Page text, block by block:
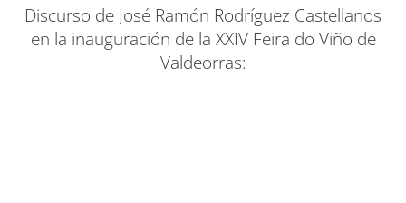
Discurso de José Ramón Rodríguez Castellanos
en la inauguración de la XXIV Feira do Viño de
Valdeorras: